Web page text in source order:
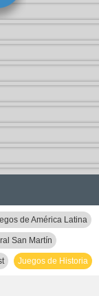
de América Latina
San Martín
Juegos de Historia